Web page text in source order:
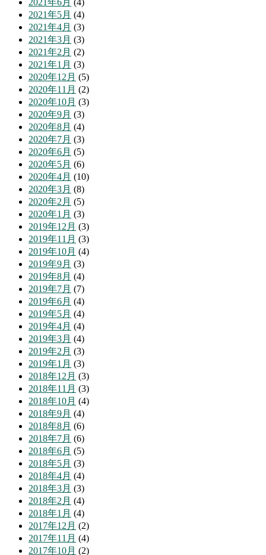
2021年6月 (4)
2021年5月 (4)
2021年4月 (3)
2021年3月 (3)
2021年2月 (2)
2021年1月 (3)
2020年12月 (5)
2020年11月 (2)
2020年10月 (3)
2020年9月 (3)
2020年8月 (4)
2020年7月 (3)
2020年6月 (5)
2020年5月 (6)
2020年4月 (10)
2020年3月 (8)
2020年2月 (5)
2020年1月 (3)
2019年12月 (3)
2019年11月 (3)
2019年10月 (4)
2019年9月 (3)
2019年8月 (4)
2019年7月 (7)
2019年6月 (4)
2019年5月 (4)
2019年4月 (4)
2019年3月 (4)
2019年2月 (3)
2019年1月 (3)
2018年12月 (3)
2018年11月 (3)
2018年10月 (4)
2018年9月 (4)
2018年8月 (6)
2018年7月 (6)
2018年6月 (5)
2018年5月 (3)
2018年4月 (4)
2018年3月 (3)
2018年2月 (4)
2018年1月 (4)
2017年12月 (2)
2017年11月 (4)
2017年10月 (2)